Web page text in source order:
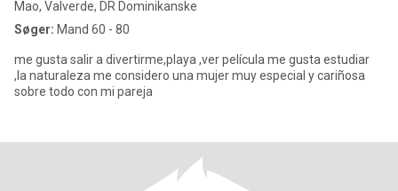
Mao, Valverde, DR Dominikanske
Søger: Mand 60 - 80
me gusta salir a divertirme,playa ,ver película me gusta estudiar
,la naturaleza me considero una mujer muy especial y cariñosa
sobre todo con mi pareja